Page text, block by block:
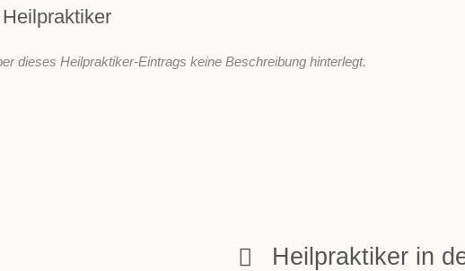
dieses Heilpraktiker-Eintrags keine Beschreibung hinterlegt.
Heilpraktiker in